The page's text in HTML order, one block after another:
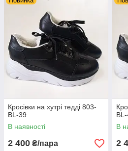
Кросівки на хутрі тедді 803-
BL-39
В наявності
2 400 ₴/пара
В
2